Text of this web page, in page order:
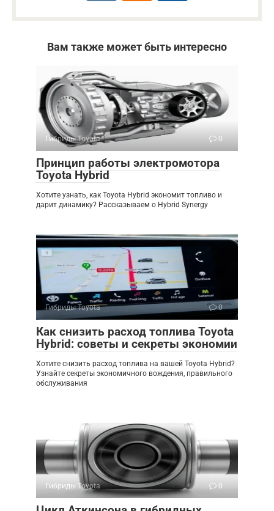
Вам также может быть интересно
Гибриды Toyota 0
Принцип работы электромотора
Toyota Hybrid
Хотите узнать, как Toyota Hybrid экономит топливо и
дарит динамику? Рассказываем о Hybrid Synergy
Гибриды Toyota 0
Как снизить расход топлива Toyota
Hybrid: советы и секреты экономии
Хотите снизить расход топлива на вашей Toyota Hybrid?
Узнайте секреты экономичного вождения, правильного
обслуживания
Гибриды Toyota 0